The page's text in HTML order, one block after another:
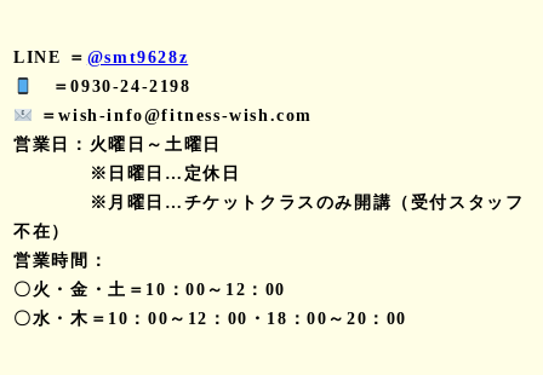
LINE ＝ @smt9628z
＝0930-24-2198
＝wish-info@fitness-wish.com
営業日：火曜日～土曜日
※日曜日…定休日
※月曜日…チケットクラスのみ開講（受付スタッフ
不在）
営業時間：
〇火・金・土＝10：00～12：00
〇水・木＝10：00～12：00・18：00～20：00